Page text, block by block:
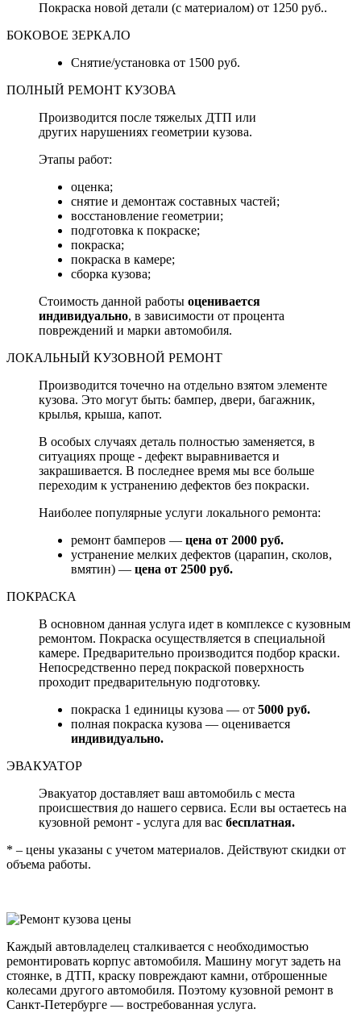
Покраска новой детали (с материалом) от 1250 руб..
БОКОВОЕ ЗЕРКАЛО
Снятие/установка от 1500 руб.
ПОЛНЫЙ РЕМОНТ КУЗОВА
Производится после тяжелых ДТП или
других нарушениях геометрии кузова.
Этапы работ:
оценка;
снятие и демонтаж составных частей;
восстановление геометрии;
подготовка к покраске;
покраска;
покраска в камере;
сборка кузова;
Стоимость данной работы оценивается
индивидуально, в зависимости от процента
повреждений и марки автомобиля.
ЛОКАЛЬНЫЙ КУЗОВНОЙ РЕМОНТ
Производится точечно на отдельно взятом элементе
кузова. Это могут быть: бампер, двери, багажник,
крылья, крыша, капот.
В особых случаях деталь полностью заменяется, в
ситуациях проще - дефект выравнивается и
закрашивается. В последнее время мы все больше
переходим к устранению дефектов без покраски.
Наиболее популярные услуги локального ремонта:
ремонт бамперов — цена от 2000 руб.
устранение мелких дефектов (царапин, сколов,
вмятин) — цена от 2500 руб.
ПОКРАСКА
В основном данная услуга идет в комплексе с кузовным
ремонтом. Покраска осуществляется в специальной
камере. Предварительно производится подбор краски.
Непосредственно перед покраской поверхность
проходит предварительную подготовку.
покраска 1 единицы кузова — от 5000 руб.
полная покраска кузова — оценивается
индивидуально.
ЭВАКУАТОР
Эвакуатор доставляет ваш автомобиль с места
происшествия до нашего сервиса. Если вы остаетесь на
кузовной ремонт - услуга для вас бесплатная.
* – цены указаны с учетом материалов. Действуют скидки от
объема работы.
Каждый автовладелец сталкивается с необходимостью
ремонтировать корпус автомобиля. Машину могут задеть на
стоянке, в ДТП, краску повреждают камни, отброшенные
колесами другого автомобиля. Поэтому кузовной ремонт в
Санкт-Петербурге — востребованная услуга.